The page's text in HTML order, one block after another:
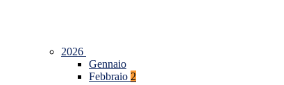
2026
Gennaio
Febbraio 2